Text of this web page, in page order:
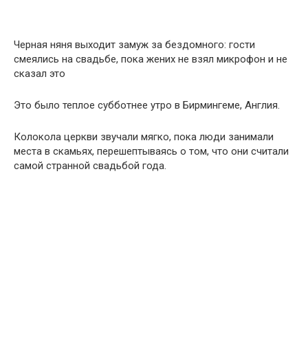
Черная няня выходит замуж за бездомного: гости
смеялись на свадьбе, пока жених не взял микрофон и не
сказал это
Это было теплое субботнее утро в Бирмингеме, Англия.
Колокола церкви звучали мягко, пока люди занимали
места в скамьях, перешептываясь о том, что они считали
самой странной свадьбой года.